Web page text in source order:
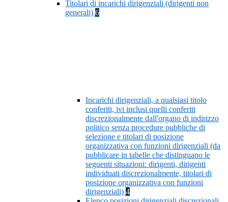
Titolari di incarichi dirigenziali (dirigenti non
generali) 6
Incarichi dirigenziali, a qualsiasi titolo
conferiti, ivi inclusi quelli conferiti
discrezionalmente dall'organo di indirizzo
politico senza procedure pubbliche di
selezione e titolari di posizione
organizzativa con funzioni dirigenziali (da
pubblicare in tabelle che distinguano le
seguenti situazioni: dirigenti, dirigenti
individuati discrezionalmente, titolari di
posizione organizzativa con funzioni
dirigenziali) 4